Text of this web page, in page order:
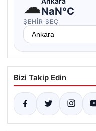
☁NaN°C
ŞEHIR SEÇ
Bizi Takip Edin